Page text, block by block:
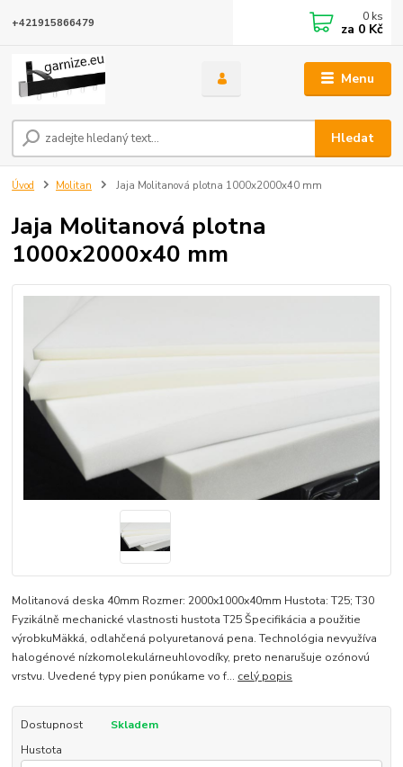
Menu
Hledat
+421915866479 0 ks
za 0 Kč
Úvod Molitan Jaja Molitanová plotna 1000x2000x40 mm
Jaja Molitanová plotna
1000x2000x40 mm
Molitanová deska 40mm Rozmer: 2000x1000x40mm Hustota: T25; T30
Fyzikálně mechanické vlastnosti hustota T25 Špecifikácia a použitie
výrobkuMäkká, odlahčená polyuretanová pena. Technológia nevyužíva
halogénové nízkomolekulárneuhlovodíky, preto nenarušuje ozónovú
vrstvu. Uvedené typy pien ponúkame vo f... celý popis
Dostupnost
Skladem
Hustota